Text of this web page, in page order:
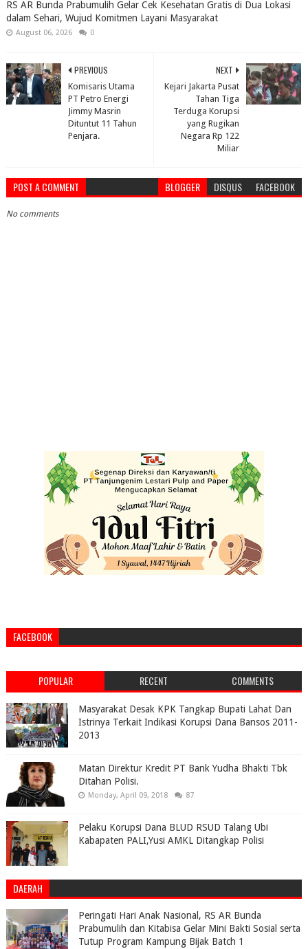
RS AR Bunda Prabumulih Gelar Cek Kesehatan Gratis di Dua Lokasi
dalam Sehari, Wujud Komitmen Layani Masyarakat
August 06, 2026 0
NEXT
Kejari Jakarta Pusat
Tahan Tiga
Terduga Korupsi
yang Rugikan
Negara Rp 122
Miliar
PREVIOUS
Komisaris Utama
PT Petro Energi
Jimmy Masrin
Dituntut 11 Tahun
Penjara.
POST A COMMENT BLOGGER DISQUS FACEBOOK
No comments
FACEBOOK
POPULAR RECENT COMMENTS
Masyarakat Desak KPK Tangkap Bupati Lahat Dan
Istrinya Terkait Indikasi Korupsi Dana Bansos 2011-
2013
Matan Direktur Kredit PT Bank Yudha Bhakti Tbk
Ditahan Polisi.
Monday, April 09, 2018 87
Pelaku Korupsi Dana BLUD RSUD Talang Ubi
Kabapaten PALI,Yusi AMKL Ditangkap Polisi
DAERAH
Peringati Hari Anak Nasional, RS AR Bunda
Prabumulih dan Kitabisa Gelar Mini Bakti Sosial serta
Tutup Program Kampung Bijak Batch 1